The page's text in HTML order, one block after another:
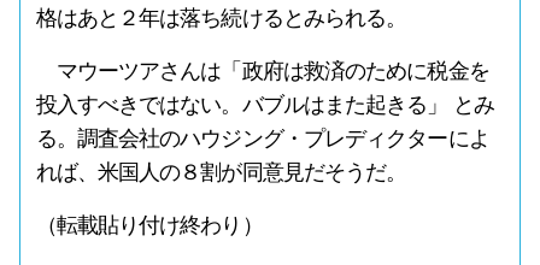
格はあと２年は落ち続けるとみられる。
マウーツアさんは「政府は救済のために税金を
投入すべきではない。バブルはまた起きる」 とみ
る。調査会社のハウジング・プレディクターによ
れば、米国人の８割が同意見だそうだ。
（転載貼り付け終わり）